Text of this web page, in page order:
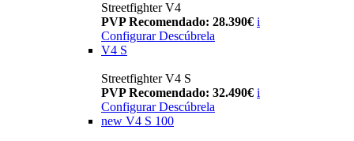
Streetfighter V4
PVP Recomendado: 28.390€ i
Configurar Descúbrela
V4 S
Streetfighter V4 S
PVP Recomendado: 32.490€ i
Configurar Descúbrela
new V4 S 100